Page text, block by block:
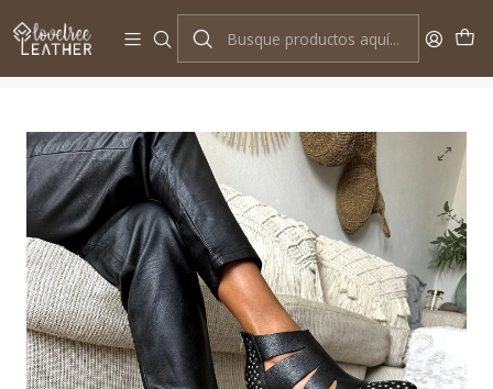
10% OFF EN TU PRIMERA COMPRA
BOTINES Y BOTAS Botines Bilbao Negro